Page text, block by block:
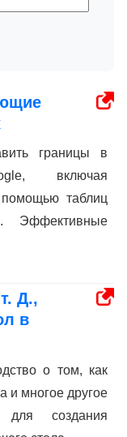
границы в
включая
таблиц
Эффективные
Д.,
в
о том, как
и многое другое
создания